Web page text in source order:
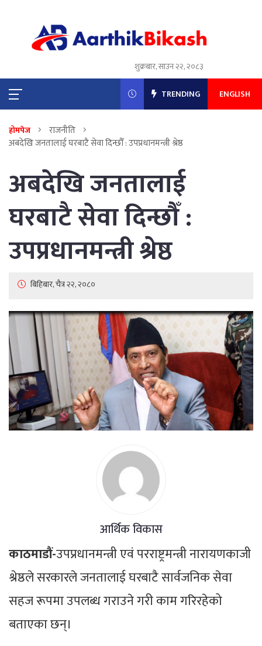
शुक्रबार, साउन २२, २०८३
TRENDING ENGLISH
होमपेज
राजनीति
अबदेखि जनतालाई घरबाटै सेवा दिन्छौँ : उपप्रधानमन्त्री श्रेष्ठ
अबदेखि जनतालाई
घरबाटै सेवा दिन्छौँ :
उपप्रधानमन्त्री श्रेष्ठ
बिहिबार, चैत्र २२, २०८०
आर्थिक विकास
काठमाडौं-उपप्रधानमन्त्री एवं परराष्ट्रमन्त्री नारायणकाजी
श्रेष्ठले सरकारले जनतालाई घरबाटै सार्वजनिक सेवा
सहज रूपमा उपलब्ध गराउने गरी काम गरिरहेको
बताएका छन्।